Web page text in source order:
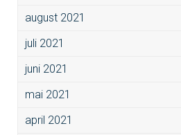
august 2021
juli 2021
juni 2021
mai 2021
april 2021